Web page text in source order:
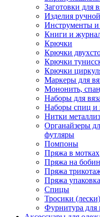
Заготовки для
Изделия
Инструменты и
Книги и
Крючки
Крючки
Крючки
Крючки
Маркеры для
Мононить,
Наборы для
Наборы спиц и
Нитки
Органайзеры
футляры
Помпоны
Пряжа в мотках
Пряжа на
Пряжа
Пряжа
Спицы
Тросики
Фурнитура для